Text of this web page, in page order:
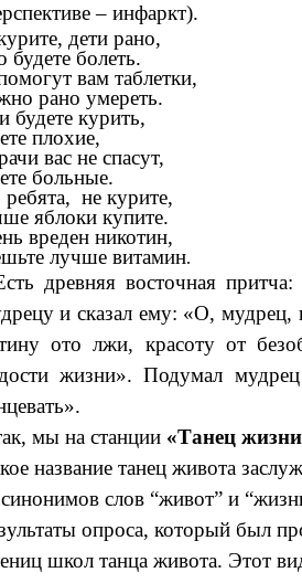
– инфаркт).
дети рано,
будете болеть.
вам таблетки,
рано умереть.
будете курить,
плохие,
вас не спасут,
больные.
не курите,
яблоки купите.
вреден никотин,
лучше витамин.
древняя восточная
и сказал ему: «О, мудрец,
ото лжи, красоту от
жизни». Подумал
мы на станции «Танец
название танец живота
слов “живот” и
опроса, который был
школ танца живота. Этот